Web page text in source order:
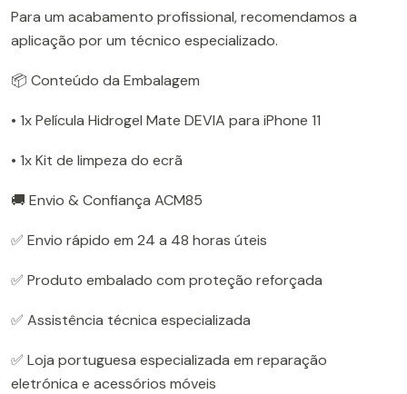
Para um acabamento profissional, recomendamos a
aplicação por um técnico especializado.
📦 Conteúdo da Embalagem
• 1x Película Hidrogel Mate DEVIA para iPhone 11
• 1x Kit de limpeza do ecrã
🚚 Envio & Confiança ACM85
✅ Envio rápido em 24 a 48 horas úteis
✅ Produto embalado com proteção reforçada
✅ Assistência técnica especializada
✅ Loja portuguesa especializada em reparação
eletrónica e acessórios móveis